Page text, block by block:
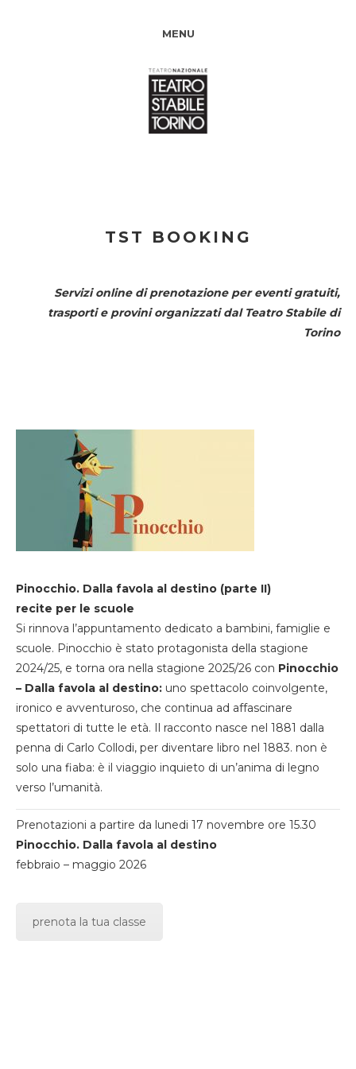
MENU
TST BOOKING
Servizi online di prenotazione per eventi gratuiti,
trasporti e provini organizzati dal Teatro Stabile di
Torino
Pinocchio. Dalla favola al destino (parte II)
recite per le scuole
Si rinnova l’appuntamento dedicato a bambini, famiglie e
scuole. Pinocchio è stato protagonista della stagione
2024/25, e torna ora nella stagione 2025/26 con Pinocchio
– Dalla favola al destino: uno spettacolo coinvolgente,
ironico e avventuroso, che continua ad affascinare
spettatori di tutte le età. Il racconto nasce nel 1881 dalla
penna di Carlo Collodi, per diventare libro nel 1883. non è
solo una fiaba: è il viaggio inquieto di un’anima di legno
verso l’umanità.
Prenotazioni a partire da lunedi 17 novembre ore 15.30
Pinocchio. Dalla favola al destino
febbraio – maggio 2026
prenota la tua classe